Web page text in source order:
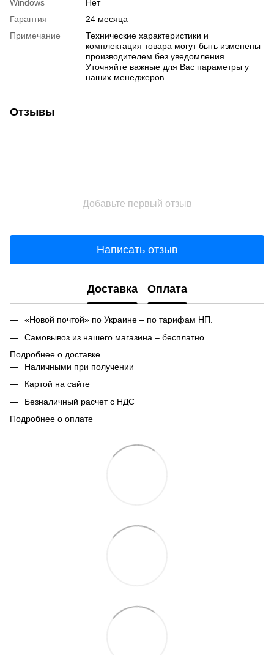
Windows
Нет
Гарантия
24 месяца
Примечание
Технические характеристики и
комплектация товара могут быть изменены
производителем без уведомления.
Уточняйте важные для Вас параметры у
наших менеджеров
Отзывы
Добавьте первый отзыв
Написать отзыв
Доставка Оплата
«Новой почтой» по Украине – по тарифам НП.
Самовывоз из нашего магазина – бесплатно.
Подробнее о доставке.
Наличными при получении
Картой на сайте
Безналичный расчет с НДС
Подробнее о оплате